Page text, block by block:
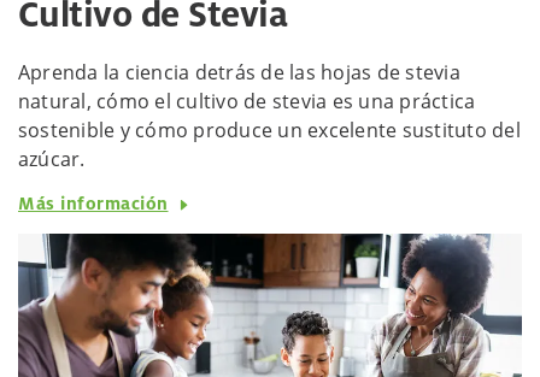
Cultivo de Stevia
Aprenda la ciencia detrás de las hojas de stevia
natural, cómo el cultivo de stevia es una práctica
sostenible y cómo produce un excelente sustituto del
azúcar.
Más información